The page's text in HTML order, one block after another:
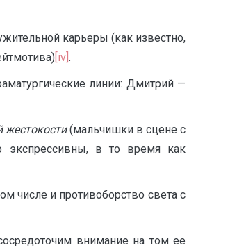
карьеры (как известно,
[iv] .
линии: Дмитрий —
жестокости(мальчишки в сцене с
экспрессивны, в то время как
числе и противоборство света с
внимание на том ее